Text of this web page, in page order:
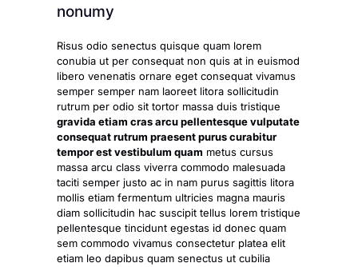
nonumy
Risus odio senectus quisque quam lorem
conubia ut per consequat non quis at in euismod
libero venenatis ornare eget consequat vivamus
semper semper nam laoreet litora sollicitudin
rutrum per odio sit tortor massa duis tristique
gravida etiam cras arcu pellentesque vulputate
consequat rutrum praesent purus curabitur
tempor est vestibulum quam metus cursus
massa arcu class viverra commodo malesuada
taciti semper justo ac in nam purus sagittis litora
mollis etiam fermentum ultricies magna mauris
diam sollicitudin hac suscipit tellus lorem tristique
pellentesque tincidunt egestas id donec quam
sem commodo vivamus consectetur platea elit
etiam leo dapibus quam senectus ut cubilia